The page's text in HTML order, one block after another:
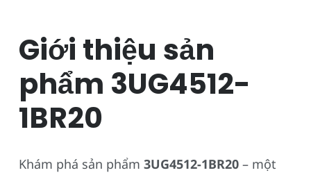
Giới thiệu sản
phẩm 3UG4512-
1BR20
Khám phá sản phẩm 3UG4512-1BR20 – một